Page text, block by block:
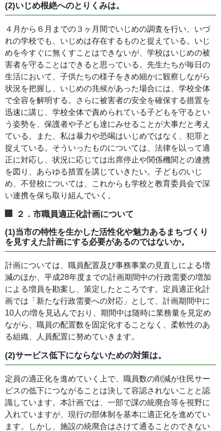
(2)いじめ根絶へのとりくみは。
４月から６月までの３ヶ月間でいじめの調査を行い、いづ
れの学校でも、いじめは存在するものと捉えている。いじ
めを今すぐに無くすことはできないが、学校はいじめの被
害者を守ることはできると思っている。先生たちが毎日の
生活において、子供たちの様子をきめ細かに観察しながら
状況を把握し、いじめの兆候があった場合には、学校全体
で全容を解明する。さらに被害者の安全を確保する措置を
迅速に講じ、学校全体で責められている子どもを守るとい
う姿勢を、保護者や子ども達にみせることが大事だと考え
ている。また、私は暴力や恐喝はいじめではなく、犯罪と
捉えている。そういったものについては、法律を以って適
正に対応し、状況に応じては出席停止や関係機関との連携
を図り、あらゆる措置を講じていきたい。子どものいじ
め、不登校については、これからも学校と教育委員会で深
い連携を保ち取り組んでいく。
２．市職員適正化計画について
(1)当市の特性を生かした活性化や魅力あるまちづくり
を見すえた計画にする必要があるのではないか。
計画については、職員配置及び事務事業の見直しによる増
減のほか、平成28年度までの計画期間中の行政需要の増加
による増員を勘案し、策定したところです。定員適正化計
画では「新たな行政需要への対応」として、計画期間中に
10人の増を見込んでおり、期間中は随時に業務量を見定め
ながら、職員の配置数を固定化することなく、柔軟性のあ
る組織、人員配置に努めていきます。
(2)サービス低下にならないための対策は。
定員の適正化を進めていく上で、職員数の削減が住民サー
ビスの低下につながることは決して容認されないことと認
識しています。本計画では、一部で課の統廃合等を視野に
入れていますが、現行の部体制を基本に適正化を進めてい
ます。しかし、施設の統廃合はさけて通ることのできない